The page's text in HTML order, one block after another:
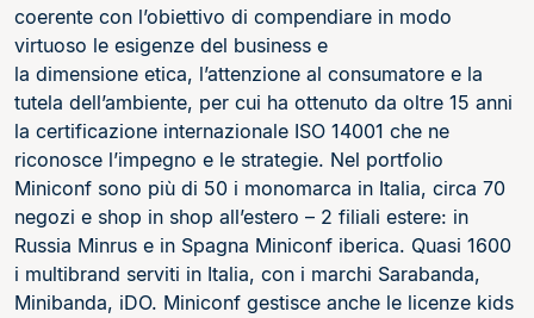
coerente con l’obiettivo di compendiare in modo
virtuoso le esigenze del business e
la dimensione etica, l’attenzione al consumatore e la
tutela dell’ambiente, per cui ha ottenuto da oltre 15 anni
la certificazione internazionale ISO 14001 che ne
riconosce l’impegno e le strategie. Nel portfolio
Miniconf sono più di 50 i monomarca in Italia, circa 70
negozi e shop in shop all’estero – 2 filiali estere: in
Russia Minrus e in Spagna Miniconf iberica. Quasi 1600
i multibrand serviti in Italia, con i marchi Sarabanda,
Minibanda, iDO. Miniconf gestisce anche le licenze kids